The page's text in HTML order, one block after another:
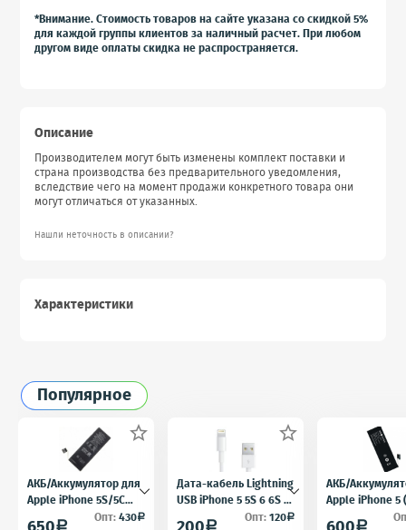
*Внимание. Стоимость товаров на сайте указана со скидкой 5%
для каждой группы клиентов за наличный расчет. При любом
другом виде оплаты скидка не распространяется.
Описание
Производителем могут быть изменены комплект поставки и
страна производства без предварительного уведомления,
вследствие чего на момент продажи конкретного товара они
могут отличаться от указанных.
Нашли неточность в описании?
Характеристики
Популярное

АКБ/Аккумулятор для
Apple iPhone 5S/5C
(Айфон 5C/5Ц) тех.
a Опт:430a

Дата-кабель Lightning
USB iPhone 5 5S 6 6S 7
для iPad 4 iPad mini
a Опт:120a
АКБ/
Apple iPhone
5) тех.
a